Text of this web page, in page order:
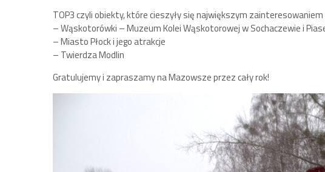
TOP3 czyli obiekty, które cieszyły się największym
– Wąskotorówki – Muzeum Kolei Wąskotorowej w Sochaczewie i
– Miasto Płock i jego atrakcje
– Twierdza Modlin
Gratulujemy i zapraszamy na Mazowsze przez cały rok!